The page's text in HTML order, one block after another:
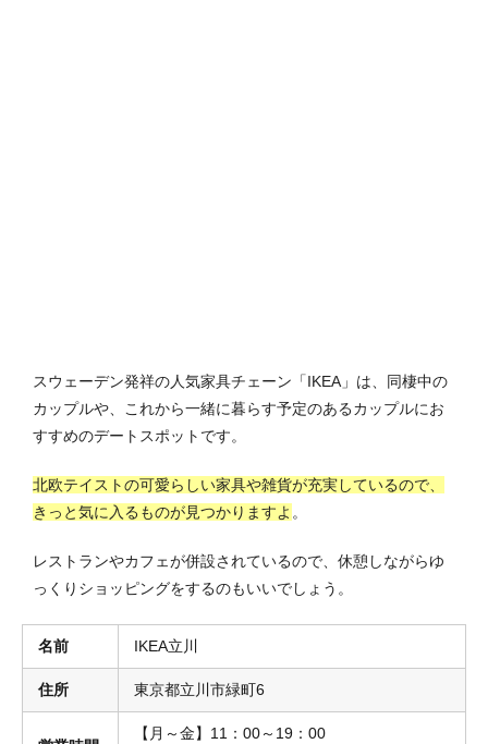
スウェーデン発祥の人気家具チェーン「IKEA」は、同棲中の
カップルや、これから一緒に暮らす予定のあるカップルにお
すすめのデートスポットです。
北欧テイストの可愛らしい家具や雑貨が充実しているので、
きっと気に入るものが見つかりますよ 。
レストランやカフェが併設されているので、休憩しながらゆ
っくりショッピングをするのもいいでしょう。
名前 IKEA立川
住所 東京都立川市緑町6
【月～金】11：00～19：00